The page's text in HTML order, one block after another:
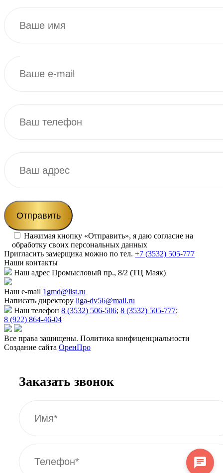
Нажимая кнопку «Отправить», я даю согласие на
обработку своих персональных данных
Пригласить замерщика можно по тел. +7 (3532) 505-777
Наши контакты
Наш адрес Промысловый пр., 8/2 (ТЦ Маяк)
Наш e-mail 1gmd@list.ru
Написать директору liga-dv56@mail.ru
Наш телефон 8 (3532) 506-506; 8 (3532) 505-777;
8 (922) 864-46-04
Все права защищены. Политика конфиценциальности
Создание сайта ОренПро
Заказать звонок